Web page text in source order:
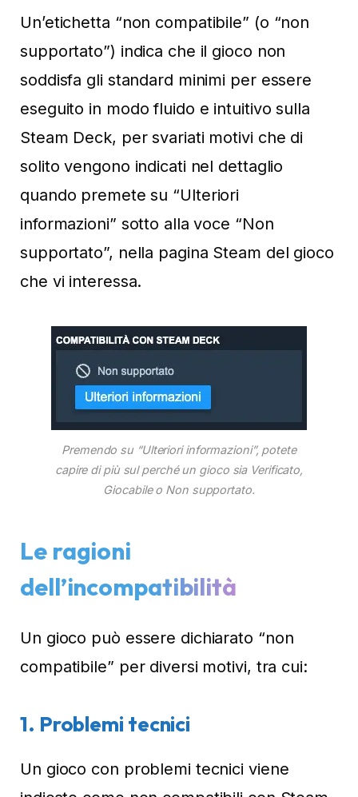
Un’etichetta “non compatibile” (o “non
supportato”) indica che il gioco non
soddisfa gli standard minimi per essere
eseguito in modo fluido e intuitivo sulla
Steam Deck, per svariati motivi che di
solito vengono indicati nel dettaglio
quando premete su “Ulteriori
informazioni” sotto alla voce “Non
supportato”, nella pagina Steam del gioco
che vi interessa.
Premendo su “Ulteriori informazioni”, potete
capire di più sul perché un gioco sia Verificato,
Giocabile o Non supportato.
Le ragioni
dell’incompatibilità
Un gioco può essere dichiarato “non
compatibile” per diversi motivi, tra cui:
1. Problemi tecnici
Un gioco con problemi tecnici viene